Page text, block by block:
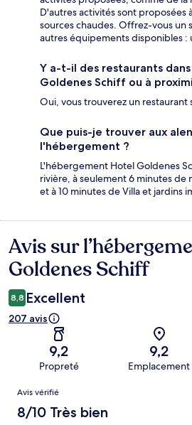
D'autres activités sont proposées
sources chaudes. Offrez-vous un
autres équipements disponibles :
Y a-t-il des restaurants
Goldenes Schiff ou à
Oui, vous trouverez un restaurant
Que puis-je trouver aux
l'hébergement ?
L'hébergement Hotel Goldenes
rivière, à seulement 6 minutes de
et à 10 minutes de Villa et jardins
Avis
Avis sur
Goldenes Schiff
8,8 Excellent
207 avis
9,2
Propreté
9,2
Emplacement
Avis
Avis vérifié
8/10 Très bien